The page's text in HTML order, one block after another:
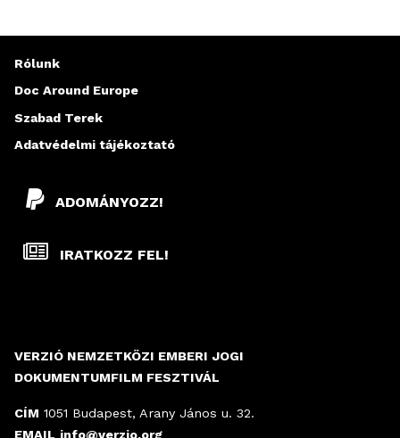
VERZIÓ NEMZETKÖZI EMBERI JOGI
DOKUMENTUMFILM FESZTIVÁL
CÍM 1051 Budapest, Arany János u. 32.
EMAIL info@verzio.org
ADOMÁNYOZZ!
IRATKOZZ FEL!
Rólunk
Doc Around Europe
Szabad Terek
Adatvédelmi tájékoztató